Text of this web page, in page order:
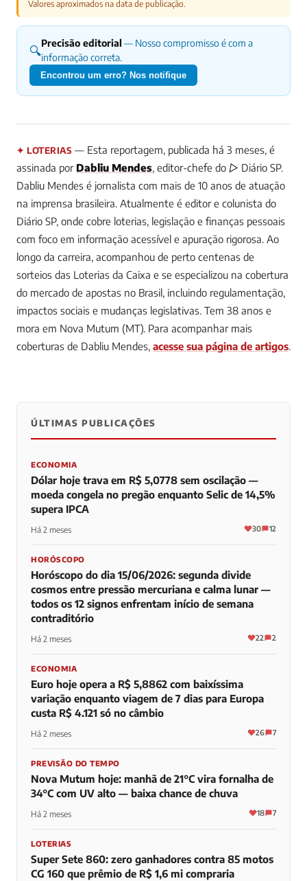
Valores aproximados na data de publicação.
🔍Precisão editorial — Nosso compromisso é com a
informação correta.
Encontrou um erro? Nos notifique
✦ LOTERIAS — Esta reportagem, publicada há 3 meses, é
assinada por Dabliu Mendes, editor-chefe do ▷ Diário SP.
Dabliu Mendes é jornalista com mais de 10 anos de atuação
na imprensa brasileira. Atualmente é editor e colunista do
Diário SP, onde cobre loterias, legislação e finanças pessoais
com foco em informação acessível e apuração rigorosa. Ao
longo da carreira, acompanhou de perto centenas de
sorteios das Loterias da Caixa e se especializou na cobertura
do mercado de apostas no Brasil, incluindo regulamentação,
impactos sociais e mudanças legislativas. Tem 38 anos e
mora em Nova Mutum (MT). Para acompanhar mais
coberturas de Dabliu Mendes, acesse sua página de artigos.
0 0 0
ÚLTIMAS PUBLICAÇÕES
ECONOMIA
Dólar hoje trava em R$ 5,0778 sem oscilação —
moeda congela no pregão enquanto Selic de 14,5%
supera IPCA
Há 2 meses 30 12
HORÓSCOPO
Horóscopo do dia 15/06/2026: segunda divide
cosmos entre pressão mercuriana e calma lunar —
todos os 12 signos enfrentam início de semana
contraditório
Há 2 meses 22 2
ECONOMIA
Euro hoje opera a R$ 5,8862 com baixíssima
variação enquanto viagem de 7 dias para Europa
custa R$ 4.121 só no câmbio
Há 2 meses 26 7
PREVISÃO DO TEMPO
Nova Mutum hoje: manhã de 21°C vira fornalha de
34°C com UV alto — baixa chance de chuva
Há 2 meses 18 7
LOTERIAS
Super Sete 860: zero ganhadores contra 85 motos
CG 160 que prêmio de R$ 1,6 mi compraria